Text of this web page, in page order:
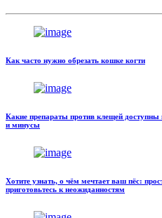
Как часто нужно обрезать кошке когти
Какие препараты против клещей
и минусы
Хотите узнать, о чём мечтает ваш пёс:
приготовьтесь к неожиданностям